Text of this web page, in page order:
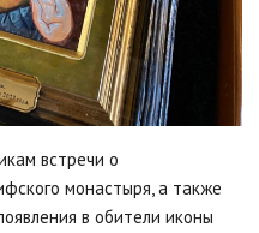
встречи о
монастыря, а также
в обители иконы